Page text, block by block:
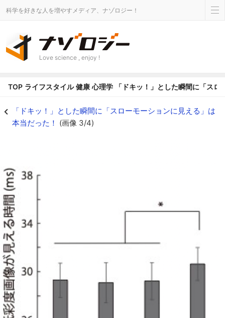
科学を好きな人を増やすメディア、ナゾロジー！
Love science , enjoy !
TOP ライフスタイル 健康 心理学 「ドキッ！」とした瞬間に「ス
「ドキッ！」とした瞬間に「スローモーションに見える」は
本当だった！ (画像 3/4)